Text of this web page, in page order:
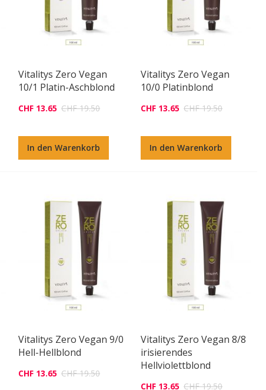
Vitalitys Zero Vegan
10/1 Platin-Aschblond
CHF 13.65 CHF 19.50
In den Warenkorb
Vitalitys Zero Vegan
10/0 Platinblond
CHF 13.65 CHF 19.50
In den Warenkorb
Vitalitys Zero Vegan 9/0
Hell-Hellblond
CHF 13.65 CHF 19.50
Vitalitys Zero Vegan 8/8
irisierendes
Hellviolettblond
CHF 13.65 CHF 19.50